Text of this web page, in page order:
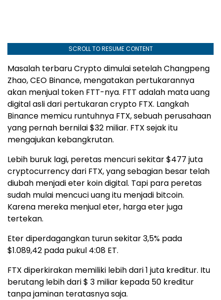
SCROLL TO RESUME CONTENT
Masalah terbaru Crypto dimulai setelah Changpeng
Zhao, CEO Binance, mengatakan pertukarannya
akan menjual token FTT-nya. FTT adalah mata uang
digital asli dari pertukaran crypto FTX. Langkah
Binance memicu runtuhnya FTX, sebuah perusahaan
yang pernah bernilai $32 miliar. FTX sejak itu
mengajukan kebangkrutan.
Lebih buruk lagi, peretas mencuri sekitar $477 juta
cryptocurrency dari FTX, yang sebagian besar telah
diubah menjadi eter koin digital. Tapi para peretas
sudah mulai mencuci uang itu menjadi bitcoin.
Karena mereka menjual eter, harga eter juga
tertekan.
Eter diperdagangkan turun sekitar 3,5% pada
$1.089,42 pada pukul 4:08 ET.
FTX diperkirakan memiliki lebih dari 1 juta kreditur. Itu
berutang lebih dari $ 3 miliar kepada 50 kreditur
tanpa jaminan teratasnya saja.